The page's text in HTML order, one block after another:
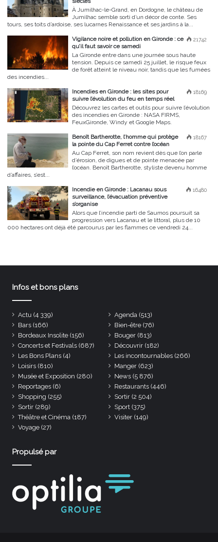
À Jumilhac-le-Grand, en Dordogne, le château de
Jumilhac semble sorti d’un décor de conte. Ses
tours, ses toits d’ardoise, ses lucarnes Renaissance et ses jardins à la...
21742
Vigilance noire et pollution en Gironde : ce
qu’il faut savoir ce samedi
La Gironde entre dans une journée sous haute
tension. Depuis ce samedi 25 juillet, le risque feux
de forêt atteint le niveau noir, tandis que les fumées
des incendies...
18169
Incendies en Gironde : les sites pour
suivre l’évolution du feu en temps réel
Découvrez les cartes et outils pour suivre l’évolution
des incendies en Gironde : NASA FIRMS,
FeuxGironde, Windy et Google Maps.
18167
Benoît Bartherotte, l’homme qui protège
la pointe du Cap Ferret contre l’océan
Au Cap Ferret, son nom revient dès que l’on parle
d’érosion, de digues et de pointe menacée par
l’océan. Benoît Bartherotte, styliste devenu homme
d’affaires, s’est...
16480
Incendie en Gironde : Lacanau sous
surveillance, l’évacuation préventive
s’organise
Alors que l’incendie parti de Saumos poursuit sa
progression vers Lacanau et le littoral, plus de 10
000 hectares ont déjà été parcourus par les flammes ce vendredi 24...
Infos et bons plans
Actu (4 339) Agenda (513)
Bars (166) Bien-être (76)
Bordeaux Insolite (156) Bouger (813)
Concerts et Festivals (687) Découvrir (182)
Les Bons Plans (4) Les incontournables (266)
Loisirs (810) Manger (623)
Musée et Exposition (280) News (5 876)
Reportages (6) Restaurants (446)
Shopping (255) Sortir (2 504)
Sortir (289) Sport (375)
Théâtre et Cinéma (187) Visiter (149)
Voyage (27)
Propulsé par